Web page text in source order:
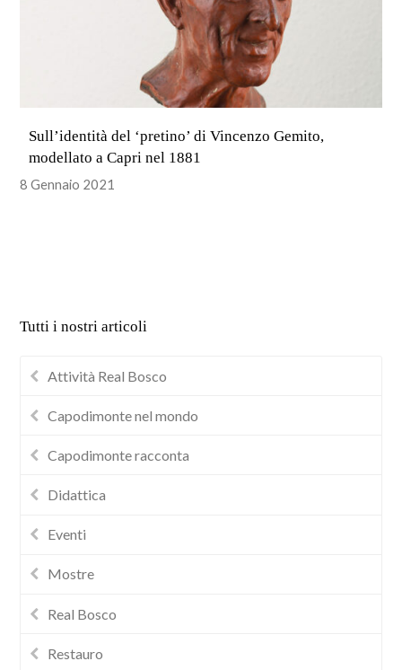
Sull’identità del ‘pretino’ di Vincenzo Gemito,
modellato a Capri nel 1881
8 Gennaio 2021
Tutti i nostri articoli
Attività Real Bosco
Capodimonte nel mondo
Capodimonte racconta
Didattica
Eventi
Mostre
Real Bosco
Restauro